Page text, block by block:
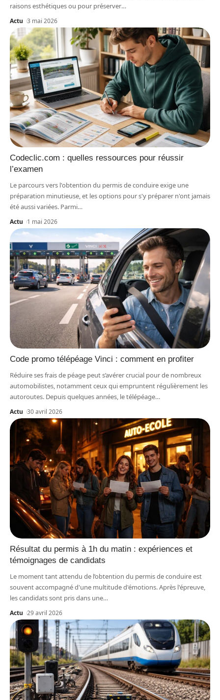
raisons esthétiques ou pour préserver…
Actu 3 mai 2026
Codeclic.com : quelles ressources pour réussir
l’examen
Le parcours vers l'obtention du permis de conduire exige une
préparation minutieuse, et les options pour s'y préparer n'ont jamais
été aussi variées. Parmi…
Actu 1 mai 2026
Code promo télépéage Vinci : comment en profiter
Réduire ses frais de péage peut s’avérer crucial pour de nombreux
automobilistes, notamment ceux qui empruntent régulièrement les
autoroutes. Depuis quelques années, le télépéage…
Actu 30 avril 2026
Résultat du permis à 1h du matin : expériences et
témoignages de candidats
Le moment tant attendu de l’obtention du permis de conduire est
souvent accompagné d'une multitude d'émotions. Après l'épreuve,
les candidats sont pris dans une…
Actu 29 avril 2026